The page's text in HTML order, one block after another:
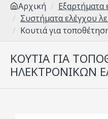
Αρχική
Εξαρτήματα
Συστήματα ελέγχου
Κουτιά για
ΚΟΥΤΙΆ ΓΙΑ
ΗΛΕΚΤΡΟΝΙΚΏΝ